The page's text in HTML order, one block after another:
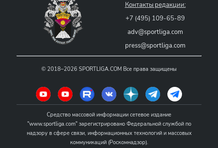
Контакты редакции:
+7 (495) 109-65-89
adv@sportliga.com
press@sportliga.com
© 2018–2026 SPORTLIGA.COM Все права защищены
Средство массовой информации сетевое издание
"www.sportliga.com" зарегистрировано Федеральной службой по
надзору в сфере связи, информационных технологий и массовых
коммуникаций (Роскомнадзор).